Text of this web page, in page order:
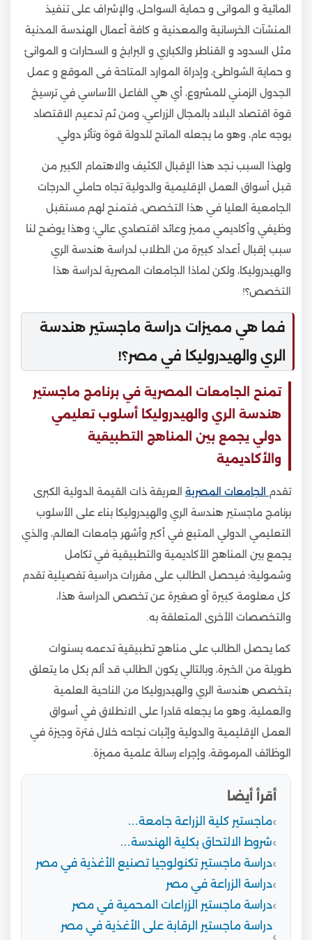
المائية و الموانى و حماية السواحل، والإشراف على تنفيذ
المنشآت الخرسانية والمعدنية و كافة أعمال الهندسة المدنية
مثل السدود و القناطر والكباري و البرابخ و السحارات و الموانئ
و حماية الشواطئ، وإدراة الموارد المتاحة فى الموقع و عمل
الجدول الزمني للمشروع، أي هي الفاعل الأساسي في ترسيخ
قوة اقتصاد البلاد بالمجال الزراعي، ومن ثم تدعيم الاقتصاد
بوجه عام، وهو ما يجعله المانح للدولة قوة وتأثر دولي.
ولهذا السبب نجد هذا الإقبال الكثيف والاهتمام الكبير من
قبل أسواق العمل الإقليمية والدولية تجاه حاملي الدرجات
الجامعية العليا في هذا التخصص، فتمنح لهم مستقبل
وظيفي وأكاديمي مميز وعائد اقتصادي عالي؛ وهذا يوضح لنا
سبب إقبال أعداد كبيرة من الطلاب لدراسة هندسة الري
والهيدروليكا، ولكن لماذا الجامعات المصرية لدراسة هذا
التخصص؟!
فما هي مميزات دراسة ماجستير هندسة
الري والهيدروليكا في مصر؟!
تمنح الجامعات المصرية في برنامج ماجستير
هندسة الري والهيدروليكا أسلوب تعليمي
دولي يجمع بين المناهج التطبيقية
والأكاديمية
تقدم الجامعات المصرية العريقة ذات القيمة الدولية الكبرى
برنامج ماجستير هندسة الري والهيدروليكا بناء على الأسلوب
التعليمي الدولي المتبع في أكبر وأشهر جامعات العالم، والذي
يجمع بين المناهج الأكاديمية والتطبيقية في تكامل
وشمولية؛ فيحصل الطالب على مقررات دراسية تفصيلية تقدم
كل معلومة كبيرة أو صغيرة عن تخصص الدراسة هذا،
والتخصصات الأخرى المتعلقة به.
كما يحصل الطالب على مناهج تطبيقية تدعمه بسنوات
طويلة من الخبرة، وبالتالي يكون الطالب قد ألم بكل ما يتعلق
بتخصص هندسة الري والهيدروليكا من الناحية العلمية
والعملية، وهو ما يجعله قادرا على الانطلاق في أسواق
العمل الإقليمية والدولية وإثبات نجاحه خلال فترة وجيزة في
الوظائف المرموقة، وإجراء رسالة علمية مميزة.
أقرأ أيضا
ماجستير كلية الزراعة جامعة…
شروط الالتحاق بكلية الهندسة…
دراسة ماجستير تكنولوجيا تصنيع الأغذية في مصر
دراسة الزراعة في مصر
دراسة ماجستير الزراعات المحمية في مصر
دراسة ماجستير الرقابة على الأغذية في مصر